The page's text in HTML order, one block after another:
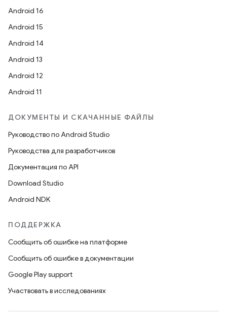
Android 16
Android 15
Android 14
Android 13
Android 12
Android 11
ДОКУМЕНТЫ И СКАЧАННЫЕ ФАЙЛЫ
Руководство по Android Studio
Руководства для разработчиков
Документация по API
Download Studio
Android NDK
ПОДДЕРЖКА
Сообщить об ошибке на платформе
Сообщить об ошибке в документации
Google Play support
Участвовать в исследованиях